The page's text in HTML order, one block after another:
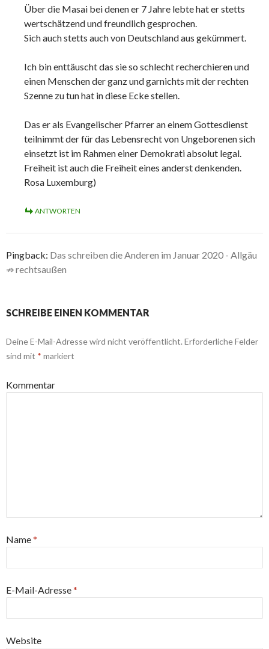
Über die Masai bei denen er 7 Jahre lebte hat er stetts
wertschätzend und freundlich gesprochen.
Sich auch stetts auch von Deutschland aus gekümmert.
Ich bin enttäuscht das sie so schlecht recherchieren und
einen Menschen der ganz und garnichts mit der rechten
Szenne zu tun hat in diese Ecke stellen.
Das er als Evangelischer Pfarrer an einem Gottesdienst
teilnimmt der für das Lebensrecht von Ungeborenen sich
einsetzt ist im Rahmen einer Demokrati absolut legal.
Freiheit ist auch die Freiheit eines anderst denkenden.
Rosa Luxemburg)
ANTWORTEN
Pingback: Das schreiben die Anderen im Januar 2020 - Allgäu
⇏ rechtsaußen
SCHREIBE EINEN KOMMENTAR
Deine E-Mail-Adresse wird nicht veröffentlicht. Erforderliche Felder
sind mit * markiert
Kommentar
Name*
E-Mail-Adresse*
Website